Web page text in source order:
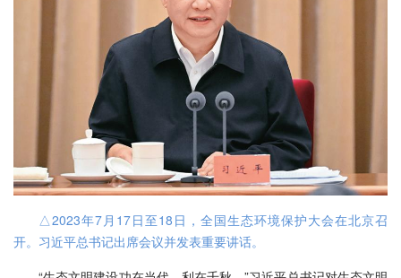
△2023年7月17日至18日，全国生态环境保护大会在北京召
开。习近平总书记出席会议并发表重要讲话。